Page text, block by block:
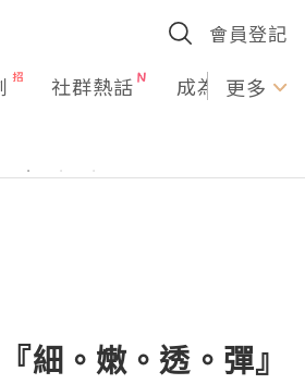
會員登記
社群熱話 成為U更多
細。嫩。透。彈』